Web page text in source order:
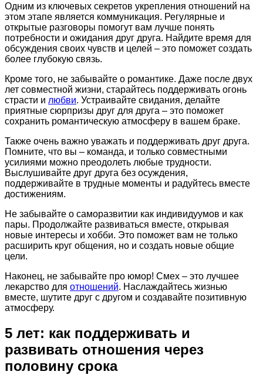
Одним из ключевых секретов укрепления отношений на
этом этапе является коммуникация. Регулярные и
открытые разговоры помогут вам лучше понять
потребности и ожидания друг друга. Найдите время для
обсуждения своих чувств и целей – это поможет создать
более глубокую связь.
Кроме того, не забывайте о романтике. Даже после двух
лет совместной жизни, старайтесь поддерживать огонь
страсти и любви. Устраивайте свидания, делайте
приятные сюрпризы друг для друга – это поможет
сохранить романтическую атмосферу в вашем браке.
Также очень важно уважать и поддерживать друг друга.
Помните, что вы – команда, и только совместными
усилиями можно преодолеть любые трудности.
Выслушивайте друг друга без осуждения,
поддерживайте в трудные моменты и радуйтесь вместе
достижениям.
Не забывайте о саморазвитии как индивидуумов и как
пары. Продолжайте развиваться вместе, открывая
новые интересы и хобби. Это поможет вам не только
расширить круг общения, но и создать новые общие
цели.
Наконец, не забывайте про юмор! Смех – это лучшее
лекарство для отношений. Наслаждайтесь жизнью
вместе, шутите друг с другом и создавайте позитивную
атмосферу.
5 лет: как поддерживать и
развивать отношения через
половину срока